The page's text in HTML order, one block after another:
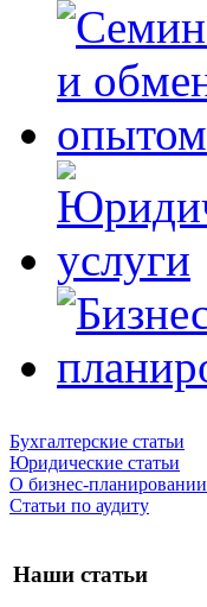
Бухгалтерские статьи
Юридические статьи
О бизнес-планировании
Статьи по аудиту
Наши статьи